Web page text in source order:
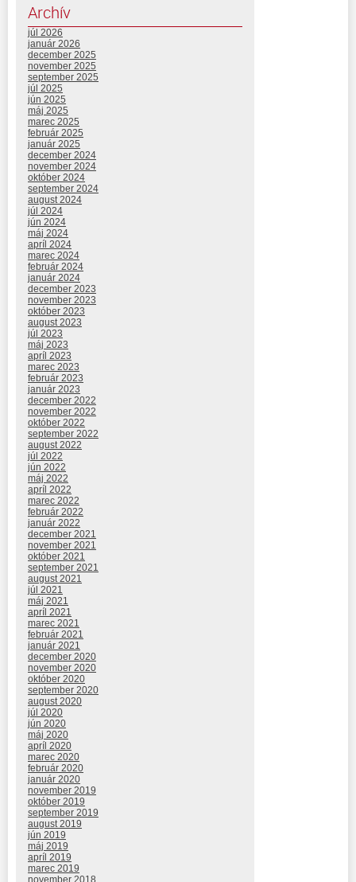
Archív
júl 2026
január 2026
december 2025
november 2025
september 2025
júl 2025
jún 2025
máj 2025
marec 2025
február 2025
január 2025
december 2024
november 2024
október 2024
september 2024
august 2024
júl 2024
jún 2024
máj 2024
apríl 2024
marec 2024
február 2024
január 2024
december 2023
november 2023
október 2023
august 2023
júl 2023
máj 2023
apríl 2023
marec 2023
február 2023
január 2023
december 2022
november 2022
október 2022
september 2022
august 2022
júl 2022
jún 2022
máj 2022
apríl 2022
marec 2022
február 2022
január 2022
december 2021
november 2021
október 2021
september 2021
august 2021
júl 2021
máj 2021
apríl 2021
marec 2021
február 2021
január 2021
december 2020
november 2020
október 2020
september 2020
august 2020
júl 2020
jún 2020
máj 2020
apríl 2020
marec 2020
február 2020
január 2020
november 2019
október 2019
september 2019
august 2019
jún 2019
máj 2019
apríl 2019
marec 2019
november 2018